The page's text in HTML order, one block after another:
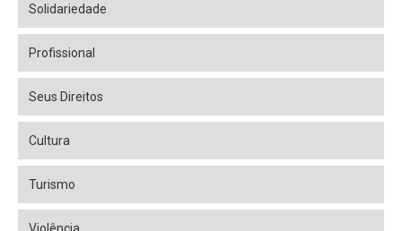
Solidariedade
Profissional
Seus Direitos
Cultura
Turismo